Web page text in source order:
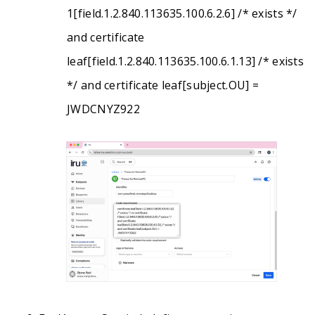
1[field.1.2.840.113635.100.6.2.6] /* exists */
and certificate
leaf[field.1.2.840.113635.100.6.1.13] /* exists
*/ and certificate leaf[subject.OU] =
JWDCNYZ922